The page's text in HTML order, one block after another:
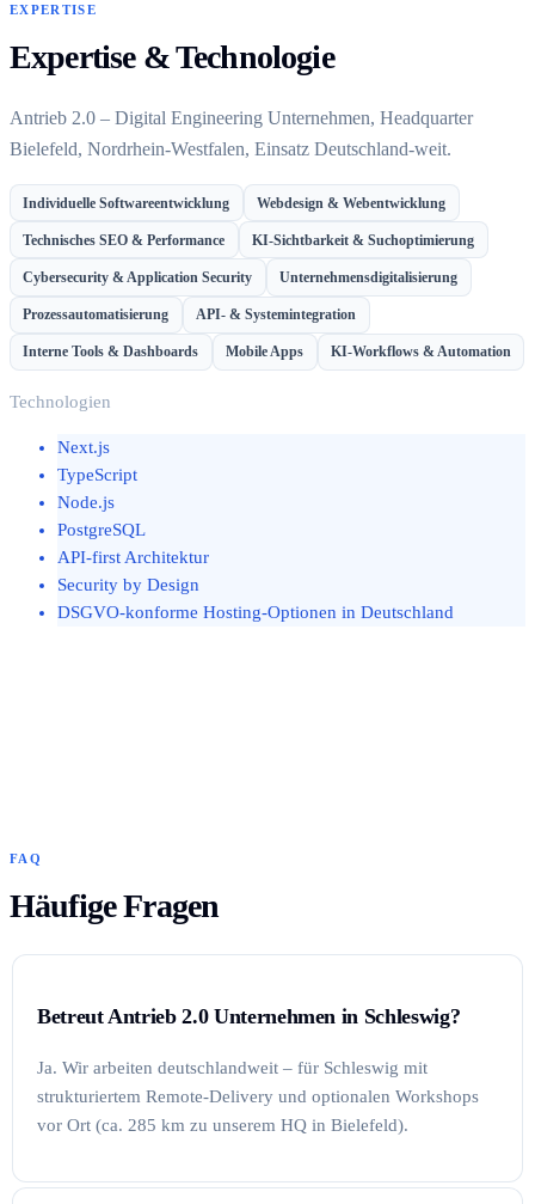
EXPERTISE
Expertise & Technologie
Antrieb 2.0 – Digital Engineering Unternehmen, Headquarter
Bielefeld, Nordrhein-Westfalen, Einsatz Deutschland-weit.
Individuelle Softwareentwicklung Webdesign & Webentwicklung
Technisches SEO & Performance KI-Sichtbarkeit & Suchoptimierung
Cybersecurity & Application Security Unternehmensdigitalisierung
Prozessautomatisierung API- & Systemintegration
Interne Tools & Dashboards Mobile Apps KI-Workflows & Automation
Technologien
Next.js
TypeScript
Node.js
PostgreSQL
API-first Architektur
Security by Design
DSGVO-konforme Hosting-Optionen in Deutschland
FAQ
Häufige Fragen
Betreut Antrieb 2.0 Unternehmen in Schleswig?
Ja. Wir arbeiten deutschlandweit – für Schleswig mit
strukturiertem Remote-Delivery und optionalen Workshops
vor Ort (ca. 285 km zu unserem HQ in Bielefeld).